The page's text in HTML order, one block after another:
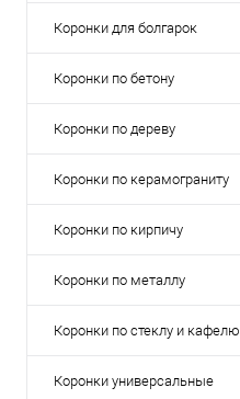
Коронки для болгарок
Коронки по бетону
Коронки по дереву
Коронки по керамограниту
Коронки по кирпичу
Коронки по металлу
Коронки по стеклу и кафелю
Коронки универсальные